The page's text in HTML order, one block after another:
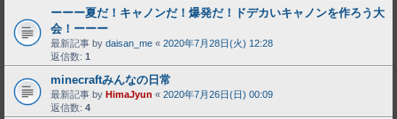
ーーー夏だ！キャノンだ！爆発だ！ドデカいキャノンを作ろう大
会！ーーー
最新記事 by daisan_me « 2020年7月28日(火) 12:28
返信数: 1
minecraftみんなの日常
最新記事 by HimaJyun « 2020年7月26日(日) 00:09
返信数: 4